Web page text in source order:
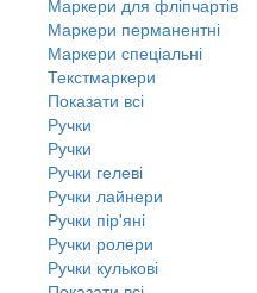
Маркери перманентні
Маркери спеціальні
Текстмаркери
Показати всі
Ручки
Ручки
Ручки гелеві
Ручки лайнери
Ручки пір'яні
Ручки ролери
Ручки кулькові